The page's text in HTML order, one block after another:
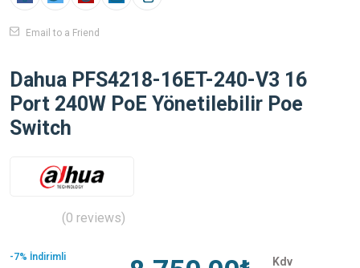
Email to a Friend
Dahua PFS4218-16ET-240-V3 16
Port 240W PoE Yönetilebilir Poe
Switch
(0 reviews)
-7% İndirimli
Kdv